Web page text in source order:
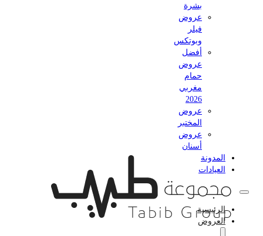
بشرة
عروض
وبوتكس
أفضل
عروض
حمام
مغربي
عروض
المختبر
عروض
أسنان
المدونة
العيادات
الرئيسية
العروض